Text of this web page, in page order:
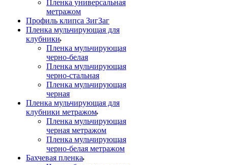
Пленка универсальная
метражом
Профиль клипса ЗигЗаг
Пленка мульчирующая для
клубники
Пленка мульчирующая
черно-белая
Пленка мульчирующая
черно-стальная
Пленка мульчирующая
черная
Пленка мульчирующая для
клубники метражом
Пленка мульчирующая
черная метражом
Пленка мульчирующая
черно-белая метражом
Бахчевая пленка